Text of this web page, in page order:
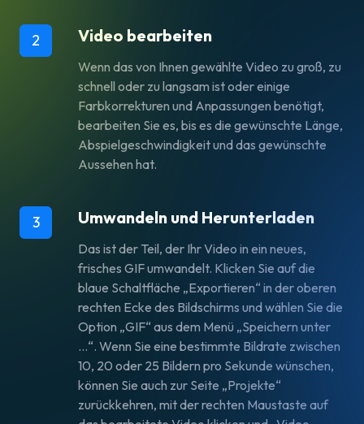
2 Video bearbeiten
Wenn das von Ihnen gewählte Video zu groß, zu
schnell oder zu langsam ist oder einige
Farbkorrekturen und Anpassungen benötigt,
bearbeiten Sie es, bis es die gewünschte Länge,
Abspielgeschwindigkeit und das gewünschte
Aussehen hat.
3 Umwandeln und Herunterladen
Das ist der Teil, der Ihr Video in ein neues,
frisches GIF umwandelt. Klicken Sie auf die
blaue Schaltfläche „Exportieren“ in der oberen
rechten Ecke des Bildschirms und wählen Sie die
Option „GIF“ aus dem Menü „Speichern unter
…“. Wenn Sie eine bestimmte Bildrate zwischen
10, 20 oder 25 Bildern pro Sekunde wünschen,
können Sie auch zur Seite „Projekte“
zurückkehren, mit der rechten Maustaste auf